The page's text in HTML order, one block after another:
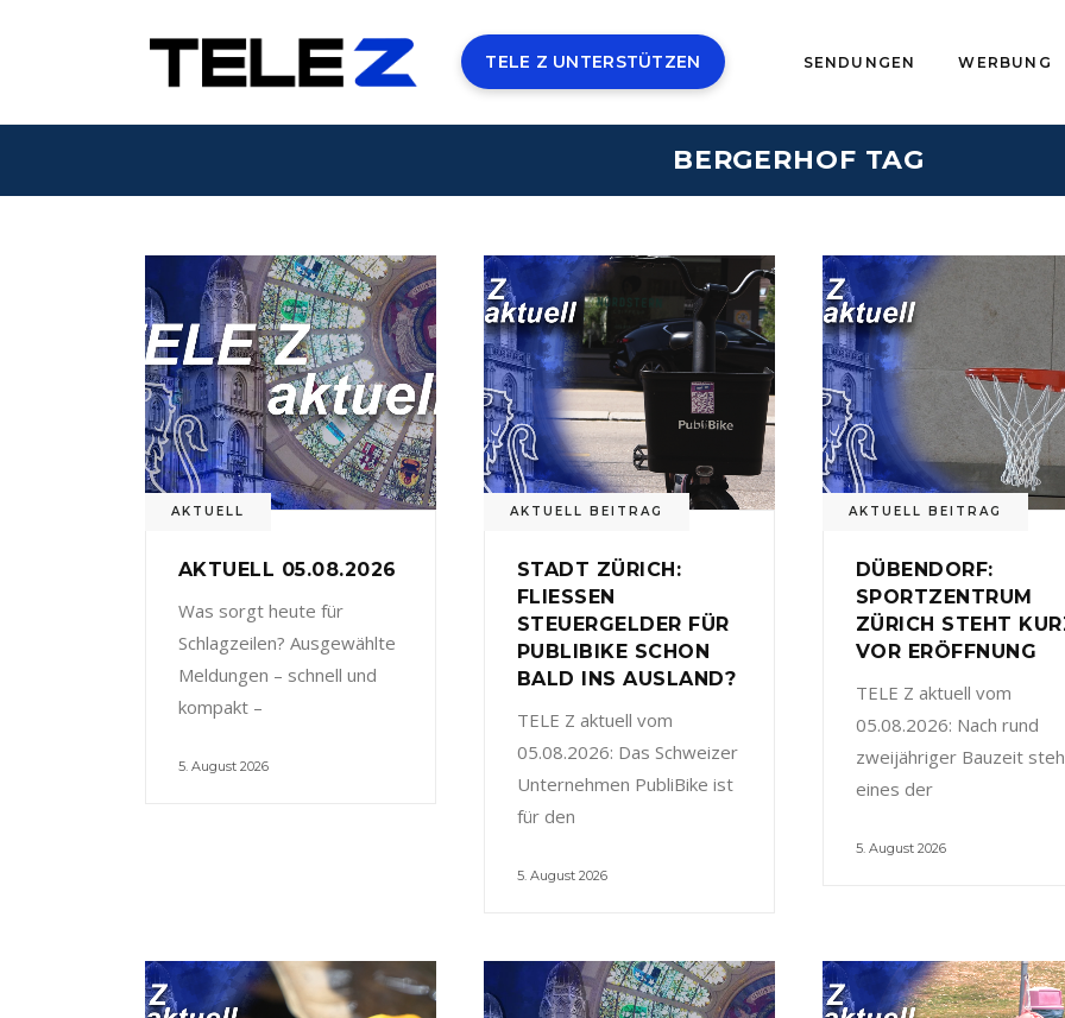
TELE Z UNTERSTÜTZEN SENDUNGEN WERBUNG
BERGERHOF TAG
AKTUELL
AKTUELL 05.08.2026
Was sorgt heute für
Schlagzeilen? Ausgewählte
Meldungen – schnell und
kompakt –
5. August 2026
AKTUELL BEITRAG
STADT ZÜRICH:
FLIESSEN
STEUERGELDER FÜR
PUBLIBIKE SCHON
BALD INS AUSLAND?
TELE Z aktuell vom
05.08.2026: Das Schweizer
Unternehmen PubliBike ist
für den
5. August 2026
AKTUELL BEITRAG
DÜBENDORF:
SPORTZENTRUM
ZÜRICH STEHT
VOR ERÖFFNUNG
TELE Z aktuell vom
05.08.2026: Nach rund
zweijähriger Bauzeit
eines der
5. August 2026